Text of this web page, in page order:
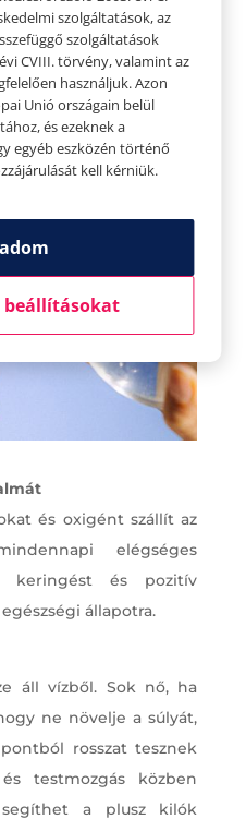
étel lebontását, a víz
ásványi anyagokat
ételből. Ezeket aztán a
felhasználásra.
és oxigént szállít az
elégséges
keringést és pozitív
állapotra.
áll vízből. Sok nő, ha
ne növelje a súlyát,
rosszat tesznek
testmozgás közben
a plusz kilók
szolgáltatások, az
szolgáltatások
CVIII. törvény, valamint az
használjuk. Azon
Unió országain belül
és ezeknek a
egyéb eszközén történő
kell kérniük.
beállításokat